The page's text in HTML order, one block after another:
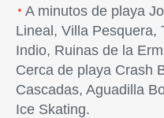
A minutos de playa
Lineal, Villa Pesquera,
Indio, Ruinas de la
Cerca de playa Crash
Cascadas, Aguadilla
Ice Skating.